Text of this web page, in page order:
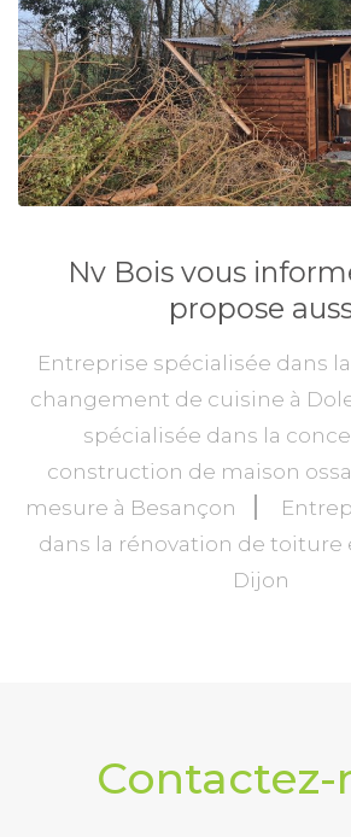
Nv Bois vous
propose
Entreprise spécialisée dans
changement de cuisine à
spécialisée dans la
construction de maison
mesure à Besançon
dans la rénovation de toiture
Dijon
Contactez-